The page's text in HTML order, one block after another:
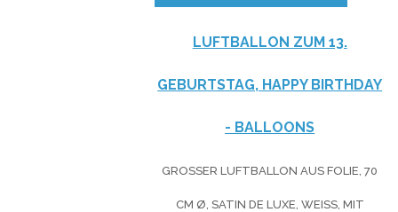
LUFTBALLON ZUM 13.
GEBURTSTAG, HAPPY BIRTHDAY
- BALLOONS
GROSSER LUFTBALLON AUS FOLIE, 70 C
M Ø, SATIN DE LUXE, WEISS, MIT HE